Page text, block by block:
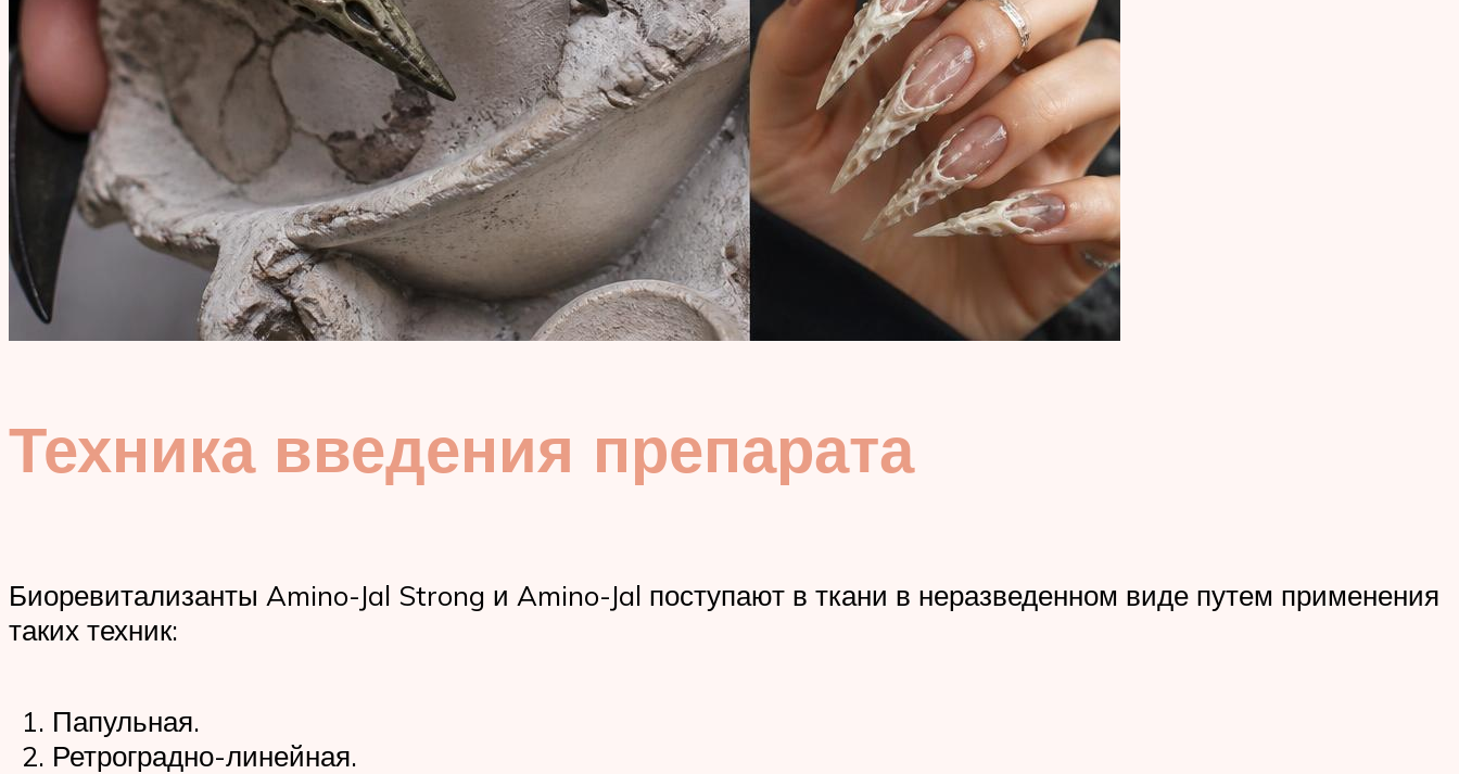
Техника введения препарата
Биоревитализанты Amino-Jal Strong и Amino-Jal поступают в ткани в неразведенном виде путем применения
таких техник:
Папульная.
Ретроградно-линейная.